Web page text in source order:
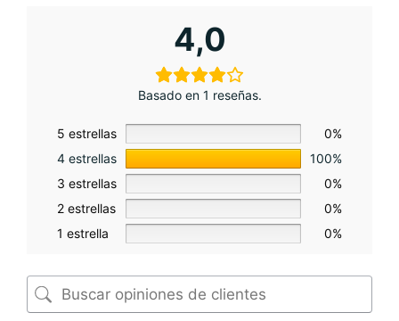
4,0
Basado en 1 reseñas.
5 estrellas
0%
4 estrellas
100%
3 estrellas
0%
2 estrellas
0%
1 estrella
0%